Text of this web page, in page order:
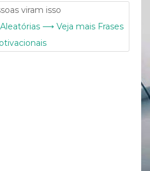
viram isso
⟶ Veja mais Frases